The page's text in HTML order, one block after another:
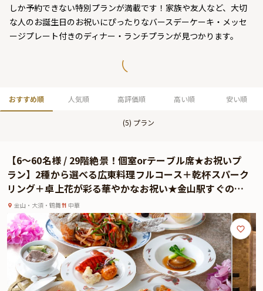
しか予約できない特別プランが満載です！家族や友人など、大切
な人のお誕生日のお祝いにぴったりなバースデーケーキ・メッセ
ージプレート付きのディナー・ランチプランが見つかります。
おすすめ順 人気順 高評価順 高い順 安い順
(5) プラン
【6～60名様 / 29階絶景！個室orテーブル席★お祝いプ
ラン】2種から選べる広東料理フルコース＋乾杯スパーク
リング＋卓上花が彩る華やかなお祝い★金山駅すぐのホ
テルレストランで過ごす、贅沢なひととき
金山・大須・鶴舞 中華